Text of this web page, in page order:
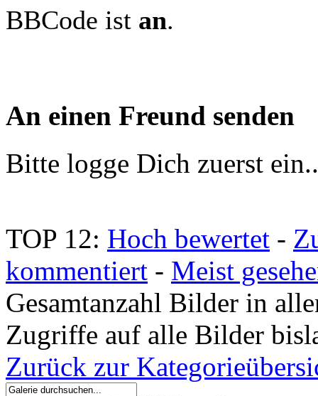
BBCode ist an.
An einen Freund senden
Bitte logge Dich zuerst
TOP 12: Hoch bewertet -
kommentiert - Meist
Gesamtanzahl Bilder in
Zugriffe auf alle Bilder
Zurück zur